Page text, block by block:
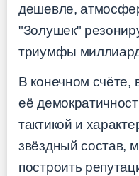
дешевле,
"Золушек"
триумфы
В конечном
её
тактикой и
звёздный состав,
построить